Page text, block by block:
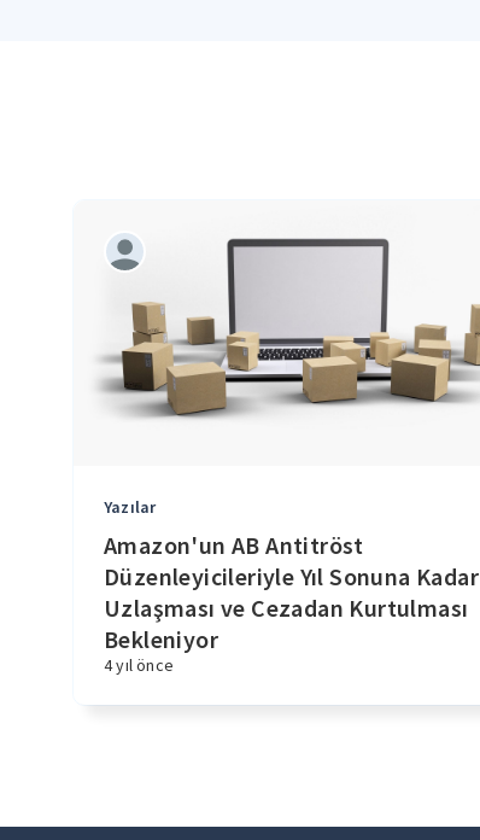
Yazılar
Amazon'un AB Antitröst
Düzenleyicileriyle Yıl Sonuna Kadar
Uzlaşması ve Cezadan Kurtulması
Bekleniyor
4 yıl önce